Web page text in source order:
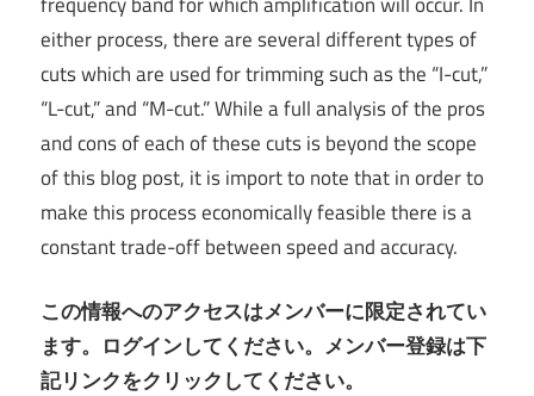
either process, there are several different types of
cuts which are used for trimming such as the “I-cut,”
“L-cut,” and “M-cut.” While a full analysis of the pros
and cons of each of these cuts is beyond the scope
of this blog post, it is import to note that in order to
make this process economically feasible there is a
constant trade-off between speed and accuracy.
この情報へのアクセスはメンバーに限定されてい
ます。ログインしてください。メンバー登録は下
記リンクをクリックしてください。